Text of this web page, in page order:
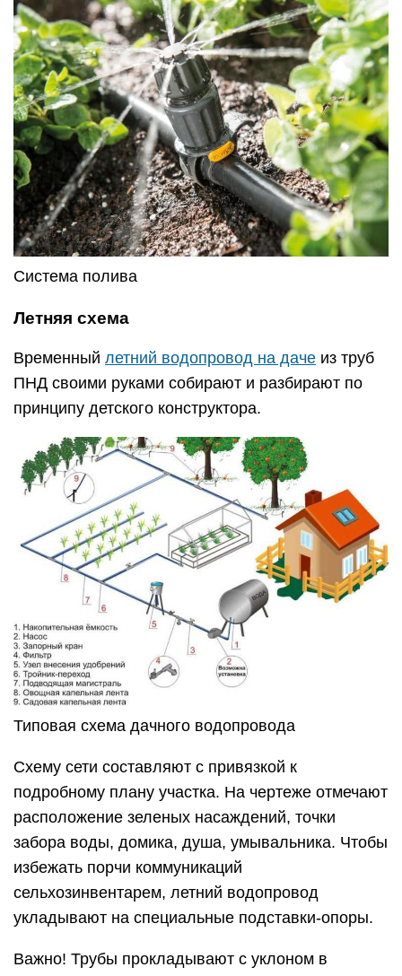
Система полива
Летняя схема
Временный летний водопровод на даче из труб
ПНД своими руками собирают и разбирают по
принципу детского конструктора.
Типовая схема дачного водопровода
Схему сети составляют с привязкой к
подробному плану участка. На чертеже отмечают
расположение зеленых насаждений, точки
забора воды, домика, душа, умывальника. Чтобы
избежать порчи коммуникаций
сельхозинвентарем, летний водопровод
укладывают на специальные подставки-опоры.
Важно! Трубы прокладывают с уклоном в